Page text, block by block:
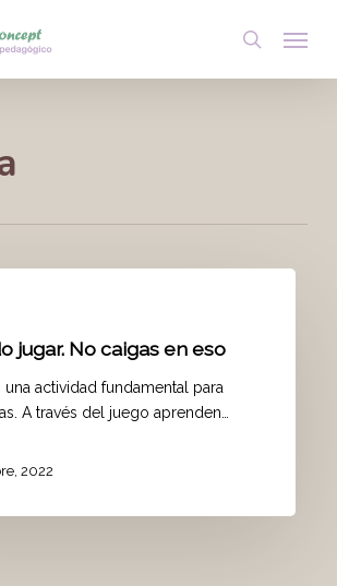
search
jugar. No caigas en eso
una actividad fundamental para
A través del juego aprenden…
2022